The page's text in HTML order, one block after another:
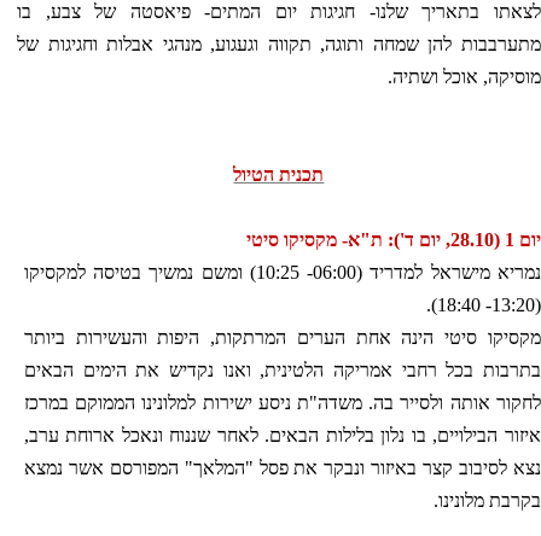
לצאתו בתאריך שלנו- חגיגות יום המתים- פיאסטה של צבע, בו
מתערבבות להן שמחה ותוגה, תקווה וגעגוע, מנהגי אבלות וחגיגות של
מוסיקה, אוכל ושתיה.
תכנית הטיול
יום 1 (28.10, יום ד'): ת"א- מקסיקו סיטי
נמריא מישראל למדריד (06:00- 10:25) ומשם נמשיך בטיסה למקסיקו
(13:20- 18:40).
מקסיקו סיטי הינה אחת הערים המרתקות, היפות והעשירות ביותר
בתרבות בכל רחבי אמריקה הלטינית, ואנו נקדיש את הימים הבאים
לחקור אותה ולסייר בה. משדה"ת ניסע ישירות למלונינו הממוקם במרכז
איזור הבילויים, בו נלון בלילות הבאים. לאחר שננוח ונאכל ארוחת ערב,
נצא לסיבוב קצר באיזור ונבקר את פסל "המלאך" המפורסם אשר נמצא
בקרבת מלונינו.